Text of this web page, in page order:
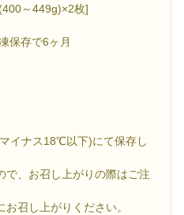
～449g)×2枚]
存で6ヶ月
イナス18℃以下)にて保存し
、お召し上がりの際はご注
召し上がりください。